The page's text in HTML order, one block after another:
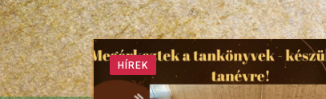
HÍREK